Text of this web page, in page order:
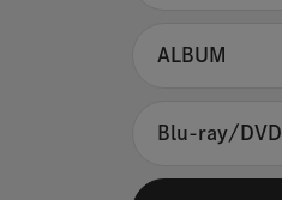
ALBUM
Blu-ray/DVD